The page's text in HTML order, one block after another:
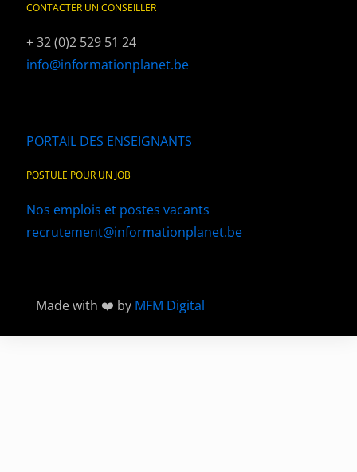
CONTACTER UN CONSEILLER
+ 32 (0)2 529 51 24
info@informationplanet.be
PORTAIL DES ENSEIGNANTS
POSTULE POUR UN JOB
Nos emplois et postes vacants
recrutement@informationplanet.be
Made with ❤️ by MFM Digital